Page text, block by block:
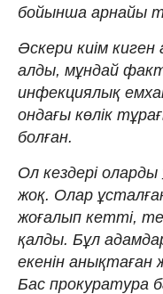
бойынша арнайы
Әскери киім
алды, мұндай
инфекциялық
ондағы көлік
болған.
Ол кездері оларды
жоқ. Олар
жоғалып кетті,
қалды. Бұл
екенін анықтаған
Бас прокуратура